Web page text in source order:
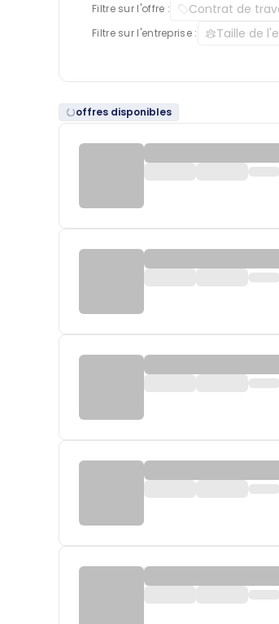
Filtre sur l'offre : Contrat de
Filtre sur l'entreprise : Taille de
offres disponibles